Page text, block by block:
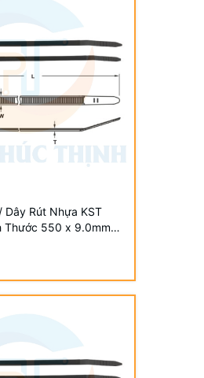
Dây Rút Nhựa KST
Thước 550 x 9.0mm
Weather Resistant UV